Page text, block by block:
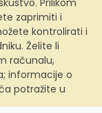
Prilikom
zaprimiti i
kontrolirati i
Želite li
računalu,
informacije o
potražite u